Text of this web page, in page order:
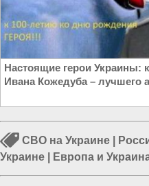
Настоящие герои Украины:
Ивана Кожедуба – лучшего
СВО на Украине
Украине
Европа и
Гражданская война на